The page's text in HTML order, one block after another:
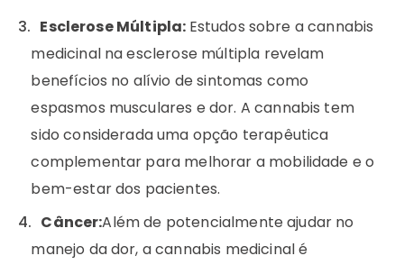
Esclerose Múltipla: Estudos sobre a cannabis
medicinal na esclerose múltipla revelam
benefícios no alívio de sintomas como
espasmos musculares e dor. A cannabis tem
sido considerada uma opção terapêutica
complementar para melhorar a mobilidade e o
bem-estar dos pacientes.
Câncer:Além de potencialmente ajudar no
manejo da dor, a cannabis medicinal é